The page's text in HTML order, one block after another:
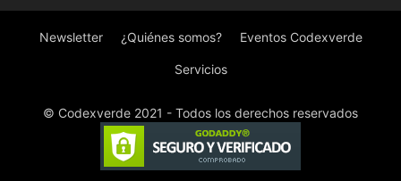
Newsletter ¿Quiénes somos? Eventos Codexverde
Servicios
© Codexverde 2021 - Todos los derechos reservados